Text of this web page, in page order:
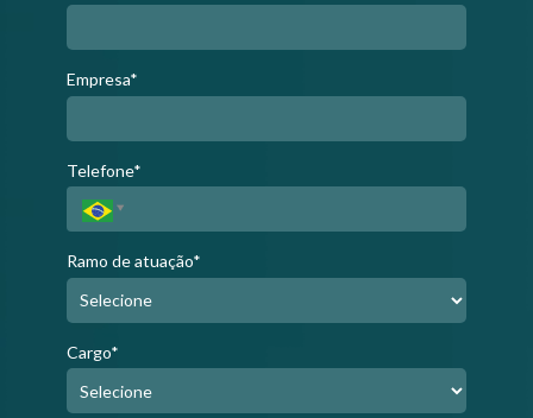
Empresa*
Telefone*
Ramo de atuação*
Cargo*